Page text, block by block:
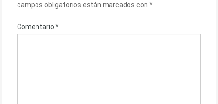
campos obligatorios están marcados con *
Comentario *